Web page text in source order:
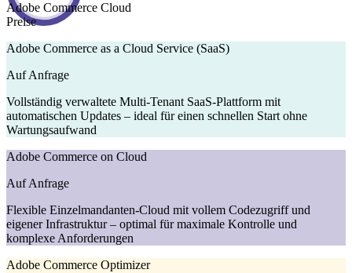
Adobe Commerce Cloud
Preise
Adobe Commerce as a Cloud Service (SaaS)
Auf Anfrage
Vollständig verwaltete Multi-Tenant SaaS-Plattform mit
automatischen Updates – ideal für einen schnellen Start ohne
Wartungsaufwand
Adobe Commerce on Cloud
Auf Anfrage
Flexible Einzelmandanten-Cloud mit vollem Codezugriff und
eigener Infrastruktur – optimal für maximale Kontrolle und
komplexe Anforderungen
Adobe Commerce Optimizer